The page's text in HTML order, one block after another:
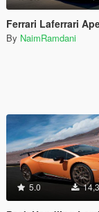
Ferrari Laferrari Aperta 2017
By NaimRamdani
5.0